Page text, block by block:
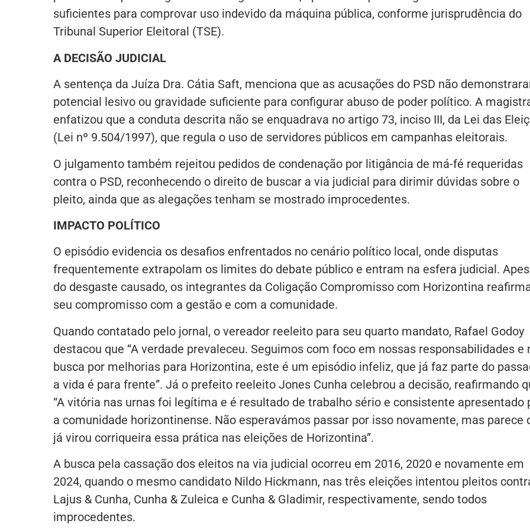
suficientes para comprovar uso indevido da máquina pública, conforme jurisprudência do
Tribunal Superior Eleitoral (TSE).
A DECISÃO JUDICIAL
A sentença da Juíza Dra. Cátia Saft, menciona que as acusações do PSD não
potencial lesivo ou gravidade suficiente para configurar abuso de poder político. A
enfatizou que a conduta descrita não se enquadrava no artigo 73, inciso III, da Lei das
(Lei nº 9.504/1997), que regula o uso de servidores públicos em campanhas eleitorais.
O julgamento também rejeitou pedidos de condenação por litigância de má-fé requeridas
contra o PSD, reconhecendo o direito de buscar a via judicial para dirimir dúvidas sobre o
pleito, ainda que as alegações tenham se mostrado improcedentes.
IMPACTO POLÍTICO
O episódio evidencia os desafios enfrentados no cenário político local, onde disputas
frequentemente extrapolam os limites do debate público e entram na esfera judicial.
do desgaste causado, os integrantes da Coligação Compromisso com Horizontina
seu compromisso com a gestão e com a comunidade.
Quando contatado pelo jornal, o vereador reeleito para seu quarto mandato, Rafael Godoy
destacou que “A verdade prevaleceu. Seguimos com foco em nossas responsabilidades e
busca por melhorias para Horizontina, este é um episódio infeliz, que já faz parte do
a vida é para frente”. Já o prefeito reeleito Jones Cunha celebrou a decisão, reafirmando
“A vitória nas urnas foi legítima e é resultado de trabalho sério e consistente apresentado
a comunidade horizontinense. Não esperavámos passar por isso novamente, mas parece
já virou corriqueira essa prática nas eleições de Horizontina”.
A busca pela cassação dos eleitos na via judicial ocorreu em 2016, 2020 e novamente em
2024, quando o mesmo candidato Nildo Hickmann, nas três eleições intentou pleitos
Lajus & Cunha, Cunha & Zuleica e Cunha & Gladimir, respectivamente, sendo todos
improcedentes.